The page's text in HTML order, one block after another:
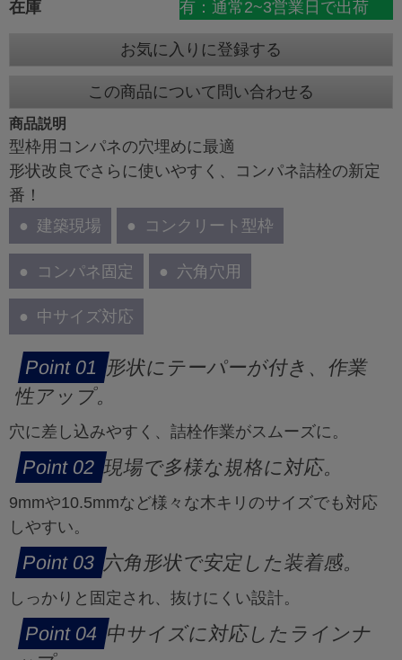
在庫
有：通常2~3営業日で出荷
お気に入りに登録する
この商品について問い合わせる
商品説明
型枠用コンパネの穴埋めに最適
形状改良でさらに使いやすく、コンパネ詰栓の新定
番！
建築現場
コンクリート型枠
コンパネ固定 六角穴用
中サイズ対応
形状にテーパーが付き、作業
性アップ。
穴に差し込みやすく、詰栓作業がスムーズに。
現場で多様な規格に対応。
9mmや10.5mmなど様々な木キリのサイズでも対応
しやすい。
六角形状で安定した装着感。
しっかりと固定され、抜けにくい設計。
中サイズに対応したラインナ